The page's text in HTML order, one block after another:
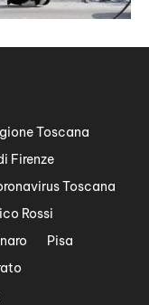
Toscana
Firenze
Toscana
Rossi
Pisa